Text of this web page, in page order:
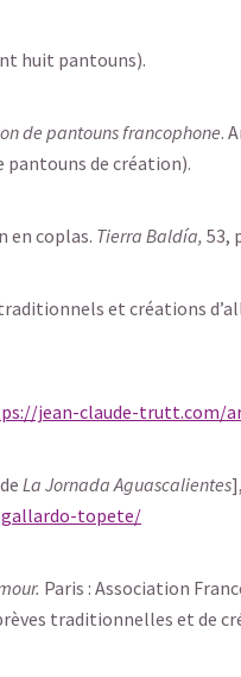
huit pantouns).
de pantouns francophone.
pantouns de création).
en coplas. Tierra Baldía, 53,
et créations
jean-claude-trutt.com/
La Jornada Aguascalientes
gallardo-topete/
Paris : Association
traditionnelles et de